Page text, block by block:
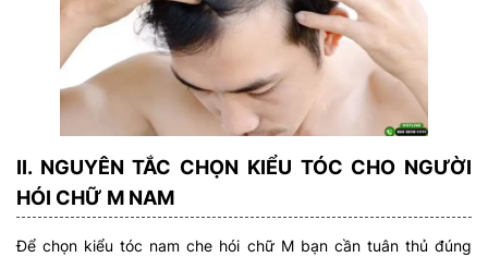
II. NGUYÊN TẮC CHỌN KIỂU TÓC CHO NGƯỜI
HÓI CHỮ M NAM
Để chọn kiểu tóc nam che hói chữ M bạn cần tuân thủ đúng